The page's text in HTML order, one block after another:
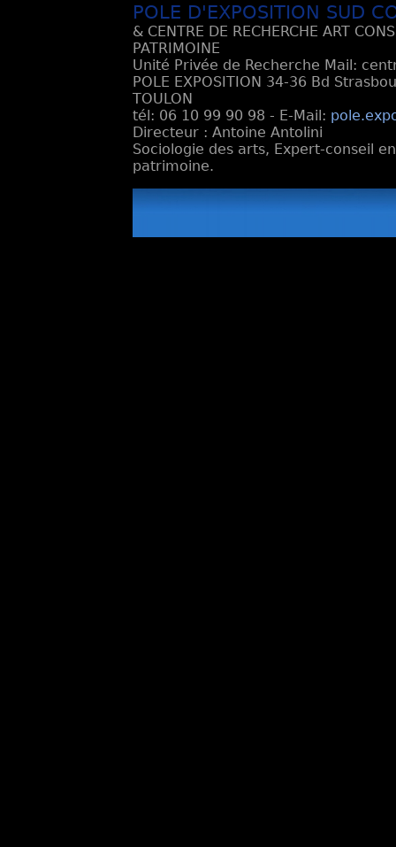
POLE D'EXPOSITION SUD
& CENTRE DE RECHERCHE ART
PATRIMOINE
Unité Privée de Recherche Mail:
POLE EXPOSITION 34-36 Bd
TOULON
tél: 06 10 99 90 98 - E-Mail:
Directeur : Antoine Antolini
Sociologie des arts, Expert-conseil
patrimoine.